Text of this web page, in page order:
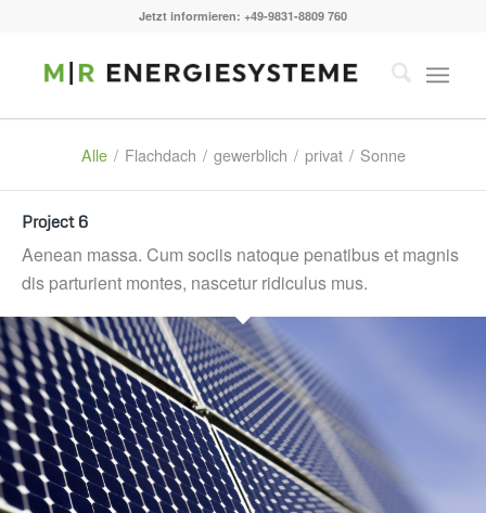
Jetzt informieren: +49-9831-8809 760
Alle / Flachdach / gewerblich / privat / Sonne
Project 6
Aenean massa. Cum sociis natoque penatibus et magnis
dis parturient montes, nascetur ridiculus mus.